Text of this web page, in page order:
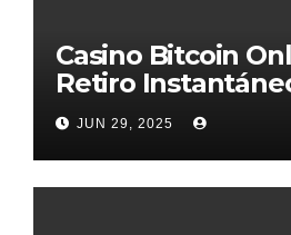
Casino Bitcoin
Retiro
JUN 29, 2025